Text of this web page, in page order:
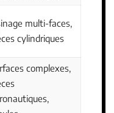
multi-faces,
cylindriques
complexes,